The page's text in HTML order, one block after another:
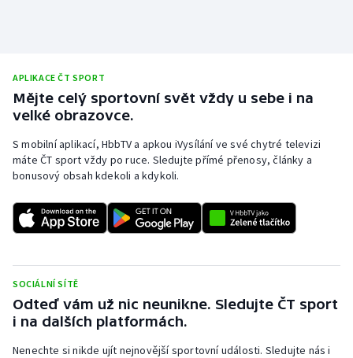
APLIKACE ČT SPORT
Mějte celý sportovní svět vždy u sebe i na
velké obrazovce.
S mobilní aplikací, HbbTV a apkou iVysílání ve své chytré televizi
máte ČT sport vždy po ruce. Sledujte přímé přenosy, články a
bonusový obsah kdekoli a kdykoli.
SOCIÁLNÍ SÍTĚ
Odteď vám už nic neunikne. Sledujte ČT sport
i na dalších platformách.
Nenechte si nikde ujít nejnovější sportovní události. Sledujte nás i